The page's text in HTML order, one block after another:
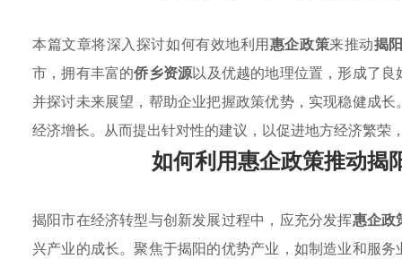
本篇文章将深入探讨如何有效地利用惠企政策来推动揭
市，拥有丰富的侨乡资源以及优越的地理位置，形成了
并探讨未来展望，帮助企业把握政策优势，实现稳健成
经济增长。从而提出针对性的建议，以促进地方经济繁荣
如何利用惠企政策推动揭
揭阳市在经济转型与创新发展过程中，应充分发挥惠企政
兴产业的成长。聚焦于揭阳的优势产业，如制造业和服